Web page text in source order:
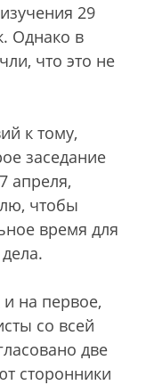
29
Однако в
что это не
к тому,
заседание
апреля,
чтобы
время для
и на первое,
со всей
две
сторонники